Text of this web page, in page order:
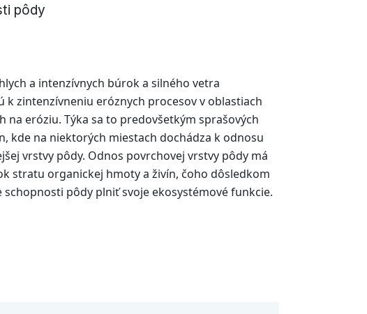
pôdy
a intenzívnych búrok a silného vetra
k zintenzívneniu eróznych procesov v oblastiach
na eróziu. Týka sa to predovšetkým sprašových
kde na niektorých miestach dochádza k odnosu
vrstvy pôdy. Odnos povrchovej vrstvy pôdy má
stratu organickej hmoty a živín, čoho dôsledkom
schopnosti pôdy plniť svoje ekosystémové funkcie.